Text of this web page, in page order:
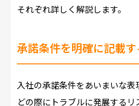
それぞれ詳しく解説します。
承諾条件を明確に記載す
入社の承諾条件をあいまいな
どの際にトラブルに発展する